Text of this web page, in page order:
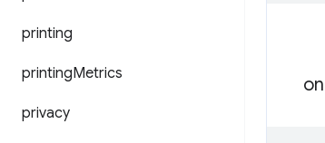
printing
printingMetrics
privacy
on